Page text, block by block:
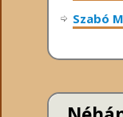
Szabó